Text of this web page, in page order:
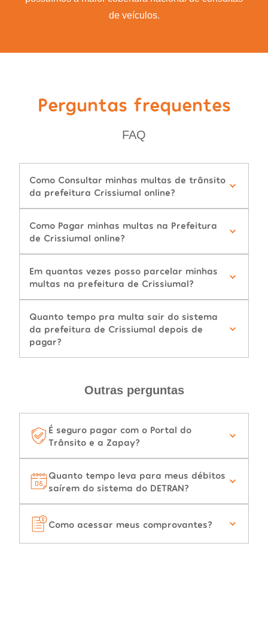
de veículos.
Perguntas frequentes
FAQ
Como Consultar minhas multas de trânsito
da prefeitura Crissiumal online?
Como Pagar minhas multas na Prefeitura
de Crissiumal online?
Em quantas vezes posso parcelar minhas
multas na prefeitura de Crissiumal?
Quanto tempo pra multa sair do sistema
da prefeitura de Crissiumal depois de
pagar?
Outras perguntas
É seguro pagar com o Portal do
Trânsito e a Zapay?
Quanto tempo leva para meus débitos
saírem do sistema do DETRAN?
Como acessar meus comprovantes?